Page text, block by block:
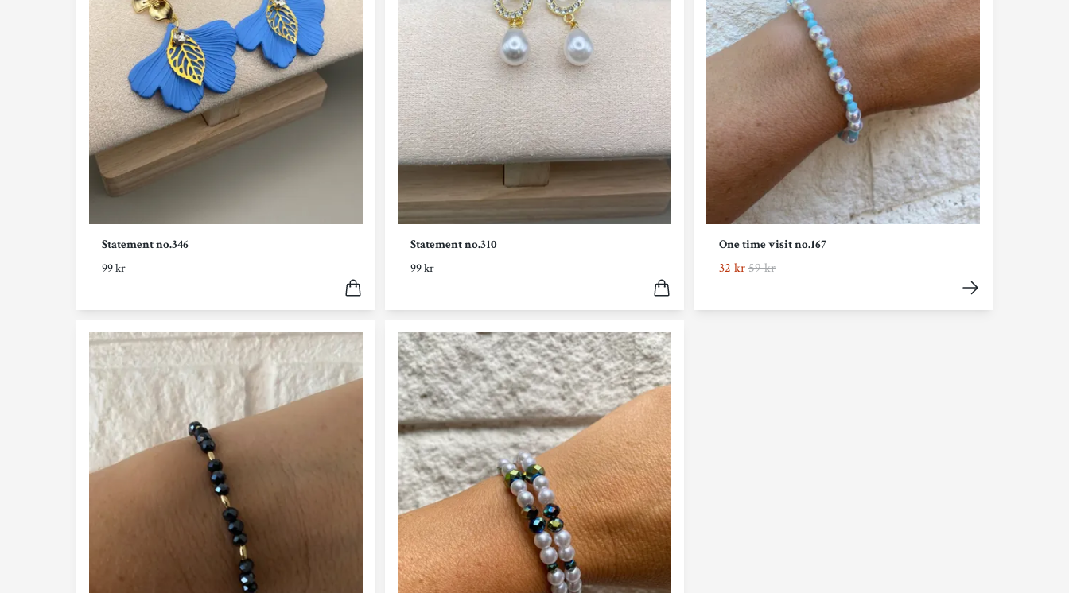
Statement no.346
99 kr
Statement no.310
99 kr
One time visit no.167
32 kr59 kr